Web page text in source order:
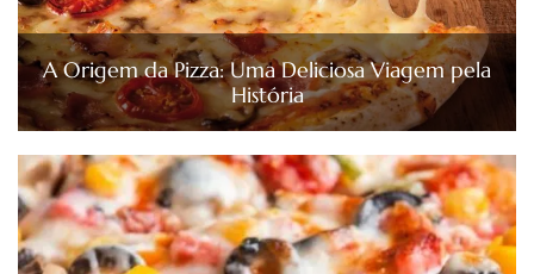
A Origem da Pizza: Uma Deliciosa Viagem pela
História